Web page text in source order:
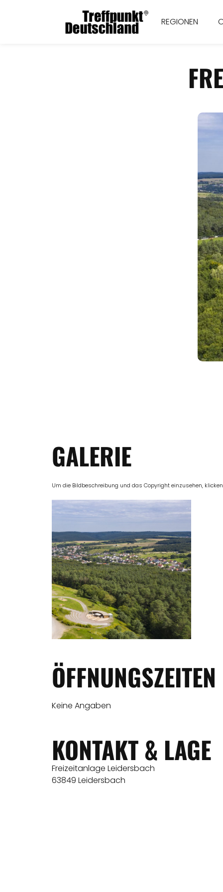
REGIONEN
GALERIE
Um die Bildbeschreibung und das Copyright einzusehen,
ÖFFNUNGSZEITEN
Keine Angaben
KONTAKT & LAGE
Freizeitanlage Leidersbach
63849 Leidersbach